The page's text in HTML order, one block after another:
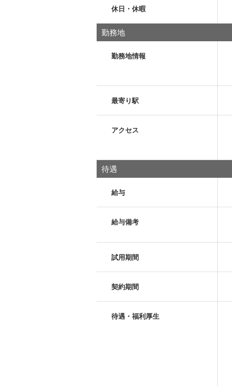
休日・休暇
勤務地
勤務地情報
最寄り駅
アクセス
待遇
給与
給与備考
試用期間
契約期間
待遇・福利厚生